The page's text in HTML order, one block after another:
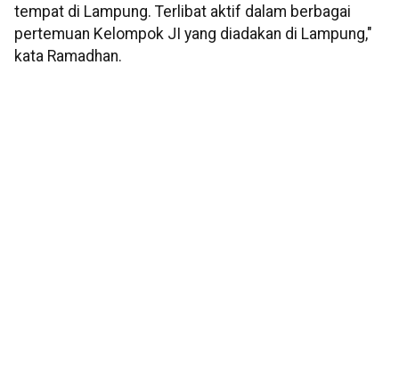
tempat di Lampung. Terlibat aktif dalam berbagai
pertemuan Kelompok JI yang diadakan di Lampung,"
kata Ramadhan.